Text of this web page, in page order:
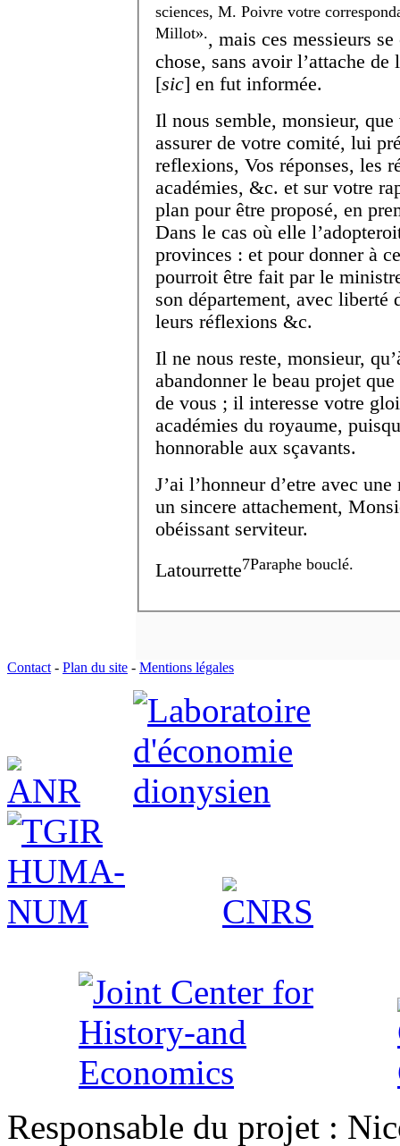
sciences, M. Poivre votre
Millot ., mais ces messieurs
chose, sans avoir l’attache
[sic] en fut informée.
Il nous semble, monsieur,
assurer de votre comité, lui
reflexions, Vos réponses, les
académies, &c. et sur votre
plan pour être proposé, en
Dans le cas où elle
provinces : et pour donner à
pourroit être fait par le
son département, avec liberté
leurs réflexions &c.
Il ne nous reste, monsieur,
abandonner le beau projet
de vous ; il interesse votre
académies du royaume,
honnorable aux sçavants.
J’ai l’honneur d’etre avec
un sincere attachement,
obéissant serviteur.
Latourrette7Paraphe bouclé.
Contact - Plan du site - Mentions légales
Responsable du projet :